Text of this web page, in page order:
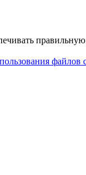
правильную
файлов